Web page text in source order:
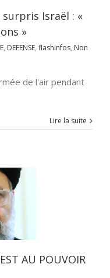
Israël : «
»
, DEFENSE, flashinfos, Non
de l'air pendant
Lire la suite
AU POUVOIR